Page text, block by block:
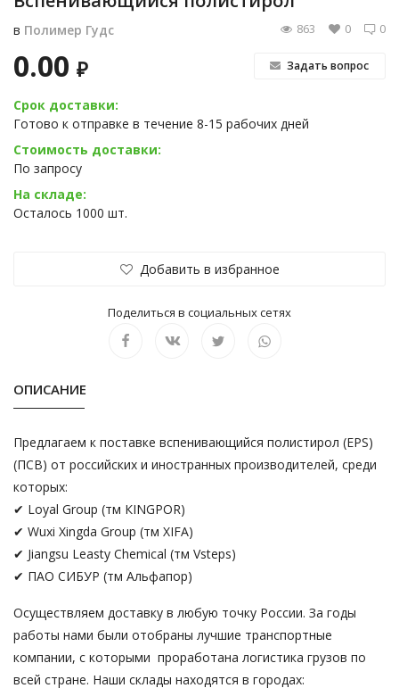
в Полимер Гудс 0
0
863
0.00 ₽ Задать вопрос
Срок доставки:
Готово к отправке в течение 8-15 рабочих дней
Стоимость доставки:
По запросу
На складе:
Осталось 1000 шт.
Добавить в избранное
Поделиться в социальных сетях
ОПИСАНИЕ
Предлагаем к поставке вспенивающийся полистирол (EPS)
(ПСВ) от российских и иностранных производителей, среди
которых:
✔ Lоyаl Grоuр (тм КINGРОR)
✔ Wuхi Хingdа Grоuр (тм ХIFА)
✔ Jiаngsu Lеаsty Сhеmiсаl (тм Vstерs)
✔ ПАО СИБУР (тм Альфапор)
Осуществляем доставку в любую точку России. За годы
работы нами были отобраны лучшие транспортные
компании, с которыми проработана логистика грузов по
всей стране. Наши склады находятся в городах: